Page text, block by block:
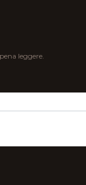
leggere.